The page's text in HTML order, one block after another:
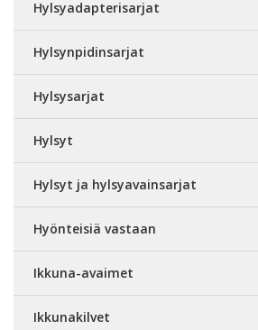
Hylsyadapterisarjat
Hylsynpidinsarjat
Hylsysarjat
Hylsyt
Hylsyt ja hylsyavainsarjat
Hyönteisiä vastaan
Ikkuna-avaimet
Ikkunakilvet